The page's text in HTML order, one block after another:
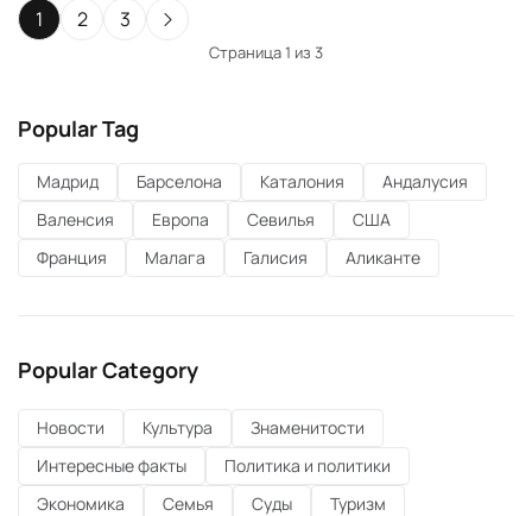
1 2 3
Страница 1 из 3
Popular Tag
Мадрид Барселона Каталония
Андалусия
Валенсия
Европа Севилья
США
Франция
Малага Галисия Аликанте
Popular Category
Новости Культура
Знаменитости
Интересные факты
Политика и политики
Экономика
Семья Суды
Туризм